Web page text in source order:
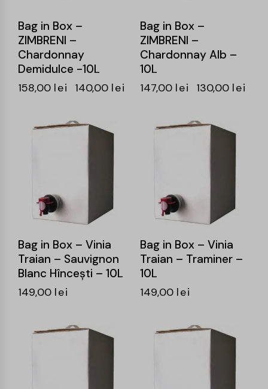
Bag in Box –
ZIMBRENI –
Chardonnay
Demidulce -10L
158,00 lei 140,00 lei
Bag in Box –
ZIMBRENI –
Chardonnay Alb –
10L
147,00 lei 130,00 lei
Bag in Box – Vinia
Traian – Sauvignon
Blanc Hîncești – 10L
149,00 lei
Bag in Box – Vinia
Traian – Traminer –
10L
149,00 lei